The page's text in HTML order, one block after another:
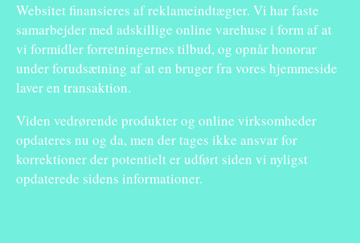
Websitet finansieres af reklameindtægter. Vi har faste
samarbejder med adskillige online varehuse i form af at
vi formidler forretningernes tilbud, og opnår honorar
under forudsætning af at en bruger fra vores hjemmeside
laver en transaktion.
Viden vedrørende produkter og online virksomheder
opdateres nu og da, men der tages ikke ansvar for
korrektioner der potentielt er udført siden vi nyligst
opdaterede sidens informationer.